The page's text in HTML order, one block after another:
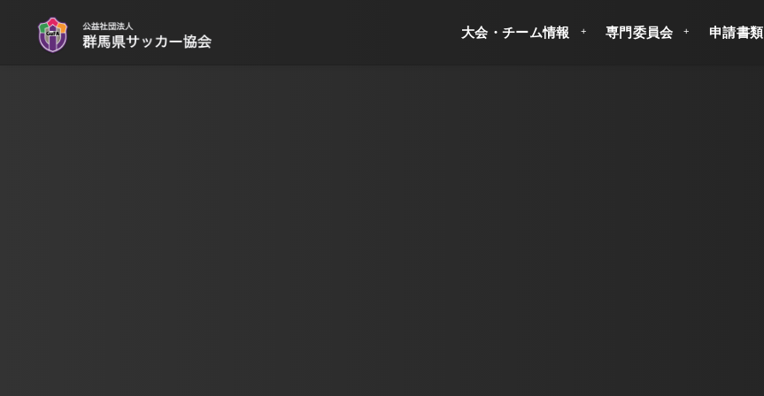
大会・チーム情報 専門委員会 申請書類